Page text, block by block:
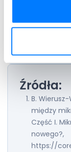
informację, były
zastąpić konsultacji
Potrzebujesz
Źródła:
B.
między
Część I.
nowego?,
https://